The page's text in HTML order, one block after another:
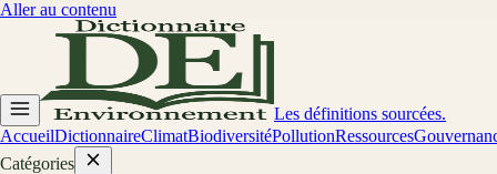
Aller au contenu
Les définitions sourcées.
AccueilDictionnaireClimatBiodiversitéPollutionRessources
Catégories